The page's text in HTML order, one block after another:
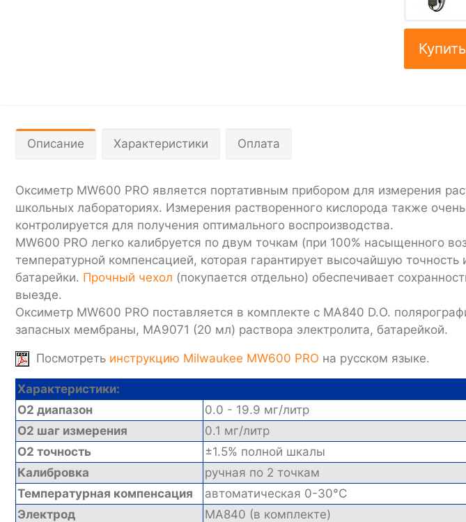
Описание Характеристики Оплата
Оксиметр MW600 PRO является портативным прибором для измерения
школьных лабораториях. Измерения растворенного кислорода также
контролируется для получения оптимального воспроизводства.
MW600 PRO легко калибруется по двум точкам (при 100% насыщенного
температурной компенсацией, которая гарантирует высочайшую
батарейки. Прочный чехол (покупается отдельно) обеспечивает
выезде.
Оксиметр MW600 PRO поставляется в комплекте с MA840 D.O.
запасных мембраны, MA9071 (20 мл) раствора электролита, батарейкой.
Посмотреть инструкцию Milwaukee MW600 PRO на русском языке.
Характеристики:
O2 диапазон
0.0 - 19.9 мг/литр
O2 шаг измерения
0.1 мг/литр
O2 точность
±1.5% полной шкалы
Калибровка
ручная по 2 точкам
Температурная компенсация
автоматическая 0-30°C
Электрод
MA840 (в комплекте)